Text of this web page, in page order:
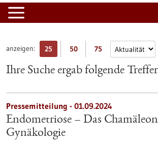
anzeigen: 25 50 75
Ihre Suche ergab folgende
Pressemitteilung - 01.09.2024
Endometriose – Das
Gynäkologie